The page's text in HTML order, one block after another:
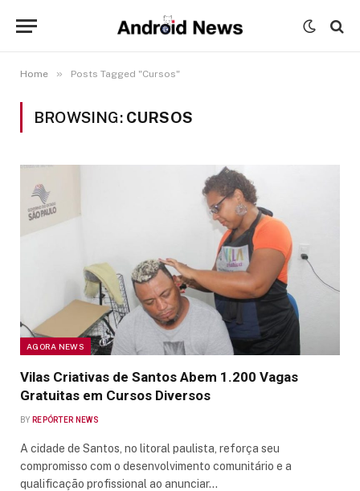
Home » Posts Tagged "Cursos"
BROWSING: CURSOS
AGORA NEWS
Vilas Criativas de Santos Abem 1.200 Vagas
Gratuitas em Cursos Diversos
BY REPÓRTER NEWS
A cidade de Santos, no litoral paulista, reforça seu
compromisso com o desenvolvimento comunitário e a
qualificação profissional ao anunciar…